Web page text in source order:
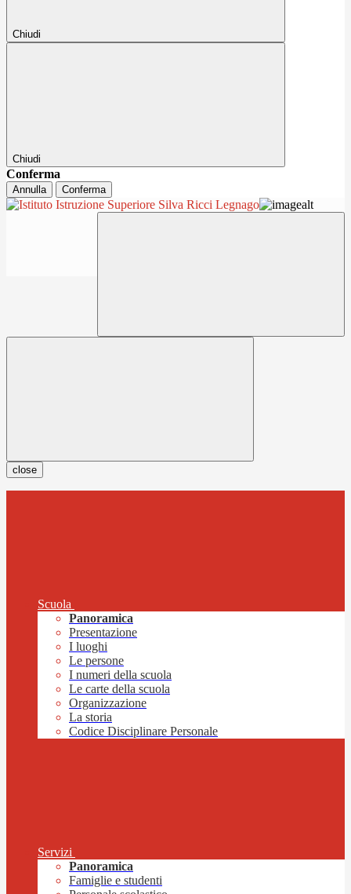
Chiudi
Chiudi
Conferma
Annulla Conferma
close
Scuola
Panoramica
Presentazione
I luoghi
Le persone
I numeri della scuola
Le carte della scuola
Organizzazione
La storia
Codice Disciplinare Personale
Servizi
Panoramica
Famiglie e studenti